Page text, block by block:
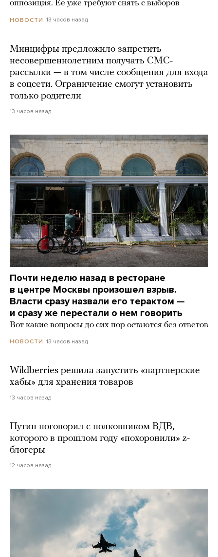
оппозиция. Ее уже требуют снять с выборов
НОВОСТИ 13 часов назад
Минцифры предложило запретить
несовершеннолетним получать СМС-
рассылки — в том числе сообщения для входа
в соцсети. Ограничение смогут установить
только родители
13 часов назад
Почти неделю назад в ресторане
в центре Москвы произошел взрыв.
Власти сразу назвали его терактом —
и сразу же перестали о нем говорить
Вот какие вопросы до сих пор остаются без ответов
НОВОСТИ 13 часов назад
Wildberries решила запустить «партнерские
хабы» для хранения товаров
13 часов назад
Путин поговорил с полковником ВДВ,
которого в прошлом году «похоронили» z-
блогеры
12 часов назад